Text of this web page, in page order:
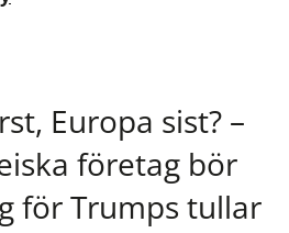
Europa sist? –
företag bör
för Trumps tullar